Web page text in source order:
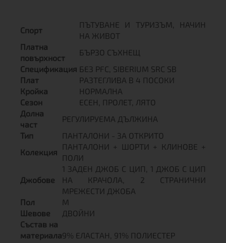
Спорт
ПЪТУВАНЕ И ТУРИЗЪМ, НАЧИН
НА ЖИВОТ
Платна
повърхност
БЪРЗО СЪХНЕЩ
Спецификация БЕЗ PFC, SIBERIUM SRC SB
Плат
РАЗТЕГЛИВА В 4 ПОСОКИ
Кройка
НОРМАЛНА
Сезон
ЕСЕН, ПРОЛЕТ, ЛЯТО
Долна
част
РЕГУЛИРУЕМА ДЪЛЖИНА
Тип
ПАНТАЛОНИ - ЗА ОТКРИТО
Колекция
ПАНТАЛОНИ + ШОРТИ + КЛИНОВЕ +
ПОЛИ
Джобове
1 ЗАДЕН ДЖОБ С ЦИП, 1 ДЖОБ С ЦИП
НА КРАЧОЛА, 2 СТРАНИЧНИ
МРЕЖЕСТИ ДЖОБА
Пол
M
Шевове
ДВОЙНИ
Състав на
материала9% ЕЛАСТАН, 91% ПОЛИЕСТЕР